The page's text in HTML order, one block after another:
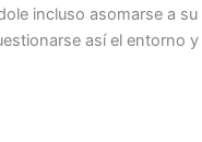
incluso asomarse a
así el entorno y